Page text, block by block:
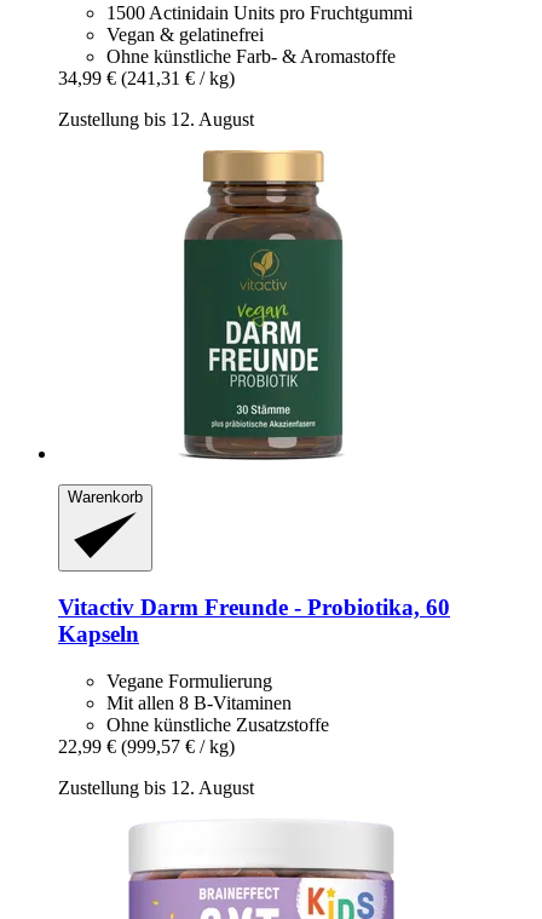
1500 Actinidain Units pro Fruchtgummi
Vegan & gelatinefrei
Ohne künstliche Farb- & Aromastoffe
34,99 € (241,31 € / kg)
Zustellung bis 12. August
Warenkorb
Vitactiv Darm Freunde -​ Probiotika, 60
Kapseln
Vegane Formulierung
Mit allen 8 B-Vitaminen
Ohne künstliche Zusatzstoffe
22,99 € (999,57 € / kg)
Zustellung bis 12. August